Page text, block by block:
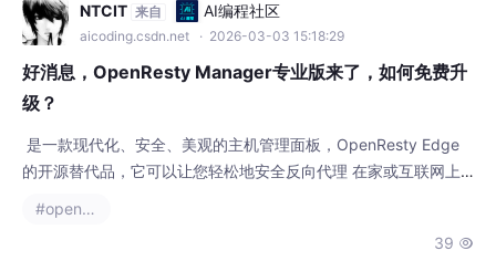
NTCIT 来自 AI编程社区
aicoding.csdn.net · 2026-03-03 15:18:29
好消息，OpenResty Manager专业版来了，如何免费升
级？
‌ 是一款现代化、安全、美观的主机管理面板，OpenResty Edge
的开源替代品，它可以让您轻松地安全反向代理 在家或互联网上
免费的SSL证书，而无需对OpenResty或Let's Encrypt了解太
多。并支持主机管理功能，包括易于使用的Web终端和文件管理以
#openresty
39 